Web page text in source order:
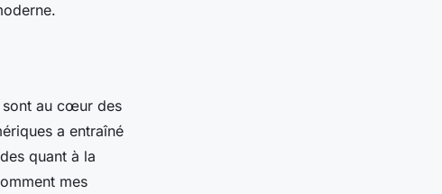
sont au cœur des
a entraîné
quant à la
mes